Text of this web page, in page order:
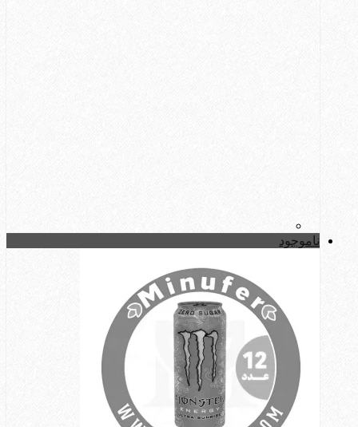
ناموجود